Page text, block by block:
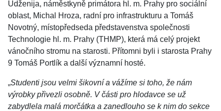
Udženija, náměstkyně primátora hl. m. Prahy pro sociální
oblast, Michal Hroza, radní pro infrastrukturu a Tomáš
Novotný, místopředseda představenstva společnosti
Technologie hl. m. Prahy (THMP), která má celý projekt
vánočního stromu na starosti. Přítomni byli i starosta Prahy
9 Tomáš Portlík a další významní hosté.
„Studenti jsou velmi šikovní a vážíme si toho, že nám
výrobky přivezli osobně. V části pro hlodavce se už
zabydlela malá morčátka a zanedlouho se k nim do sekce